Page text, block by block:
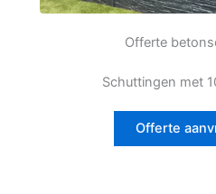
Offerte
Schuttingen met
Offerte